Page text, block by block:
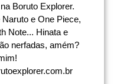
Boruto Explorer.
e One Piece,
Note... Hinata e
nerfadas, amém?